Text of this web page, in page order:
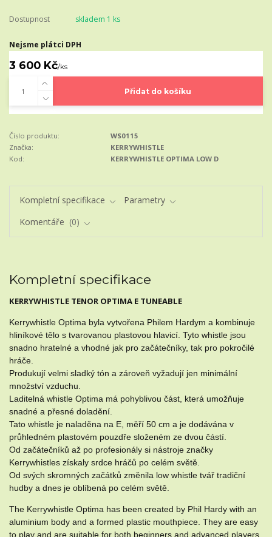
Dostupnost skladem 1 ks
Nejsme plátci DPH
3 600 Kč/ks
Přidat do košíku
Číslo produktu:
WS0115
Značka:
KERRYWHISTLE
Kod:
KERRYWHISTLE OPTIMA LOW D
Kompletní specifikace
Parametry
Komentáře
0
Kompletní specifikace
KERRYWHISTLE TENOR OPTIMA E TUNEABLE
Kerrywhistle Optima byla vytvořena Philem Hardym a kombinuje
hliníkové tělo s tvarovanou plastovou hlavicí. Tyto whistle jsou
snadno hratelné a vhodné jak pro začátečníky, tak pro pokročilé
hráče.
Produkují velmi sladký tón a zároveň vyžadují jen minimální
množství vzduchu.
Laditelná whistle Optima má pohyblivou část, která umožňuje
snadné a přesné doladění.
Tato whistle je naladěna na E, měří 50 cm a je dodávána v
průhledném plastovém pouzdře složeném ze dvou částí.
Od začátečníků až po profesionály si nástroje značky
Kerrywhistles získaly srdce hráčů po celém světě.
Od svých skromných začátků změnila low whistle tvář tradiční
hudby a dnes je oblíbená po celém světě.
The Kerrywhistle Optima has been created by Phil Hardy with an
aluminium body and a formed plastic mouthpiece. They are easy
to play and are suitable for both beginners and advanced players.